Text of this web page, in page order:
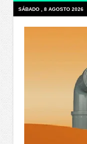
SÁBADO , 8 AGOSTO 2026